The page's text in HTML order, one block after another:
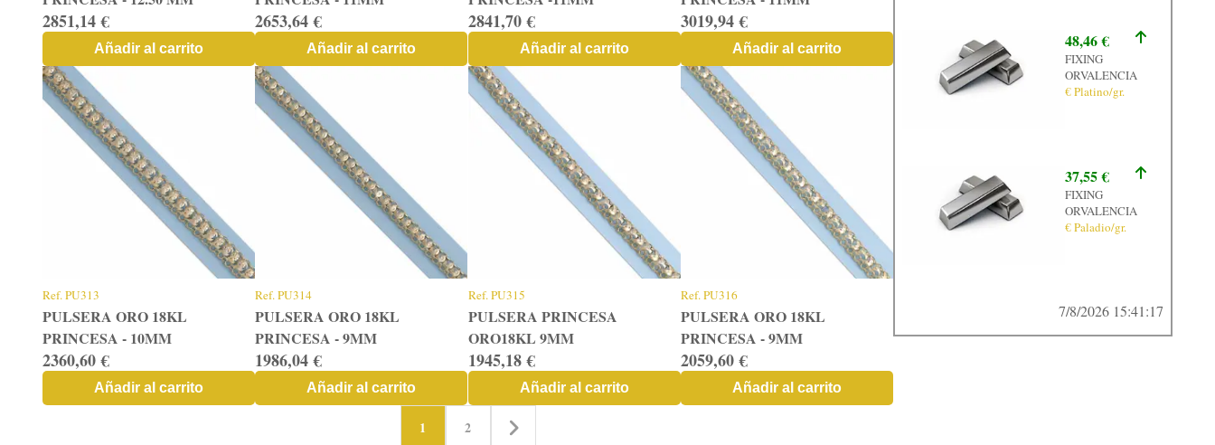
2851,14 €
Añadir al carrito
2653,64 €
Añadir al carrito
2841,70 €
Añadir al carrito
3019,94 €
Añadir al carrito
Ref.PU313
PULSERA ORO 18KL
PRINCESA - 10MM
2360,60 €
Añadir al carrito
Ref.PU314
PULSERA ORO 18KL
PRINCESA - 9MM
1986,04 €
Añadir al carrito
Ref.PU315
PULSERA PRINCESA
ORO18KL 9MM
1945,18 €
Añadir al carrito
Ref.PU316
PULSERA ORO 18KL
PRINCESA - 9MM
2059,60 €
Añadir al carrito
1 2
48,46 €
FIXING
ORVALENCIA
€ Platino/gr.
37,55 €
FIXING
ORVALENCIA
€ Paladio/gr.
7/8/2026 15:41:17